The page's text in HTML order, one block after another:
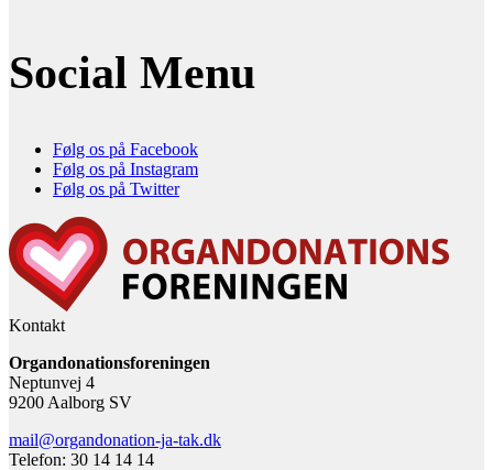
Social Menu
Følg os på Facebook
Følg os på Instagram
Følg os på Twitter
Kontakt
Organdonationsforeningen
Neptunvej 4
9200 Aalborg SV
mail@organdonation-ja-tak.dk
Telefon: 30 14 14 14